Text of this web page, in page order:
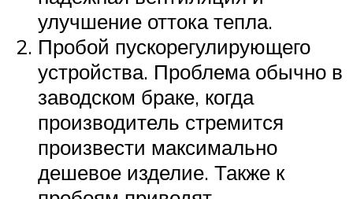
улучшение оттока тепла.
Пробой пускорегулирующего
устройства. Проблема обычно в
заводском браке, когда
производитель стремится
произвести максимально
дешевое изделие. Также к